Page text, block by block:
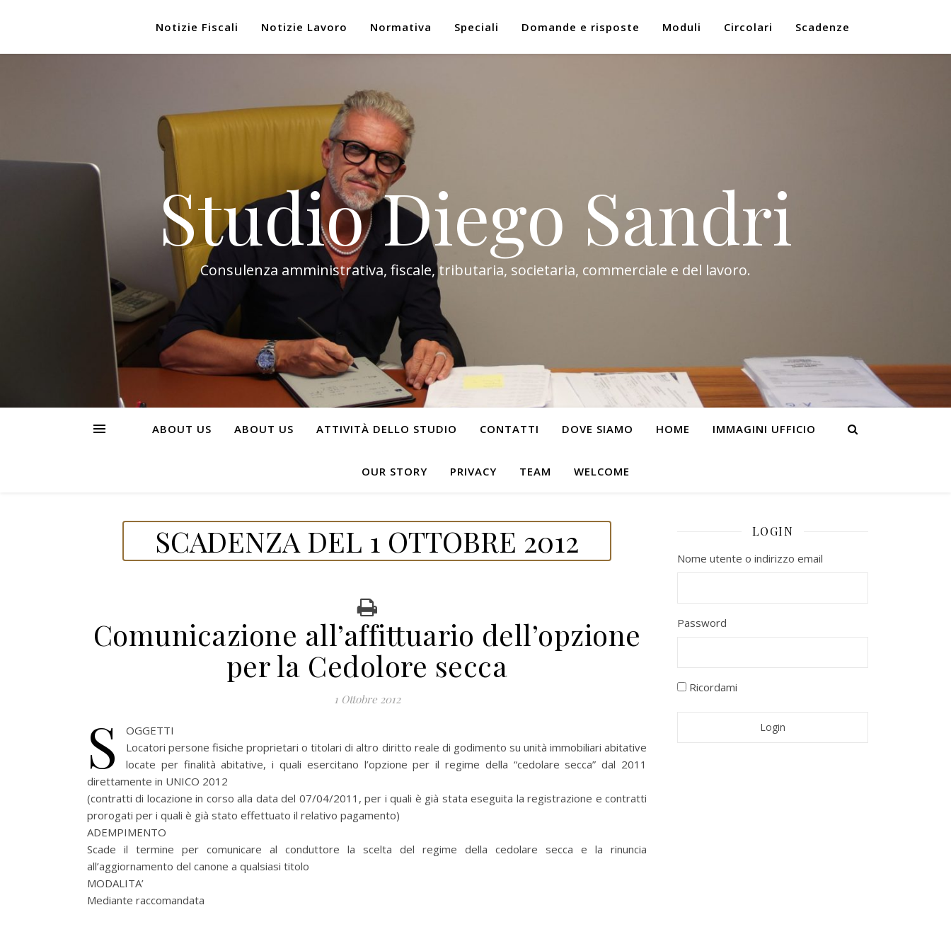
Notizie Fiscali Notizie Lavoro Normativa Speciali Domande e risposte Moduli Circolari Scadenze
Studio Diego Sandri
Consulenza amministrativa, fiscale, tributaria, societaria, commerciale e del lavoro.
ABOUT US ABOUT US ATTIVITÀ DELLO STUDIO CONTATTI DOVE SIAMO HOME IMMAGINI UFFICIO
OUR STORY PRIVACY TEAM WELCOME
SCADENZA DEL 1 OTTOBRE 2012
Comunicazione all’affittuario dell’opzione
per la Cedolore secca
1 Ottobre 2012
S
OGGETTI
Locatori persone fisiche proprietari o titolari di altro diritto reale di godimento su unità immobiliari abitative
locate per finalità abitative, i quali esercitano l’opzione per il regime della “cedolare secca” dal 2011
direttamente in UNICO 2012
(contratti di locazione in corso alla data del 07/04/2011, per i quali è già stata eseguita la registrazione e contratti
prorogati per i quali è già stato effettuato il relativo pagamento)
ADEMPIMENTO
Scade il termine per comunicare al conduttore la scelta del regime della cedolare secca e la rinuncia
all’aggiornamento del canone a qualsiasi titolo
MODALITA’
Mediante raccomandata
LOGIN
Nome utente o indirizzo email
Password
Ricordami